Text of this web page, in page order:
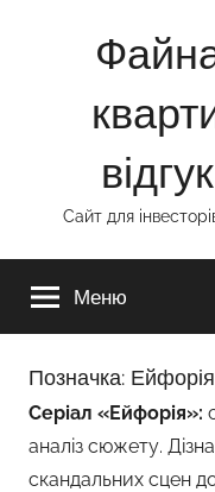
Сайт для
Меню
Позначка: Ейфорія
Серіал «Ейфорія»:
аналіз сюжету.
скандальних сцен до